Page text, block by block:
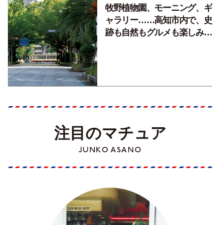
牧野植物園、モーニング、ギ
ャラリー……高知市内で、史
跡も自然もグルメも楽しみ尽
注目のマチュア
JUNKO ASANO